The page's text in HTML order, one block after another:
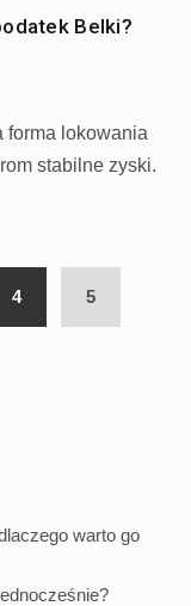
Belki?
forma lokowania
stabilne zyski.
4 5
warto go